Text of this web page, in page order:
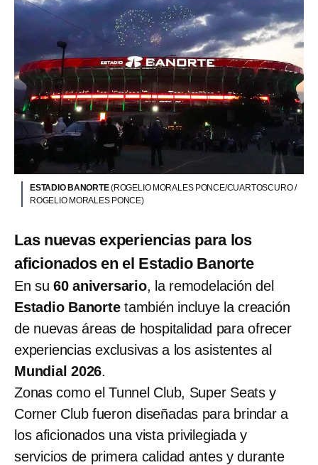
ESTADIO BANORTE(ROGELIO MORALES PONCE/CUARTOSCURO /
ROGELIO MORALES PONCE)
Las nuevas experiencias para los
aficionados en el Estadio Banorte
En su 60 aniversario, la remodelación del
Estadio Banortetambién incluye la creación
de nuevas áreas de hospitalidad para ofrecer
experiencias exclusivas a los asistentes al
Mundial 2026.
Zonas como el Tunnel Club, Super Seats y
Corner Club fueron diseñadas para brindar a
los aficionados una vista privilegiada y
servicios de primera calidad antes y durante